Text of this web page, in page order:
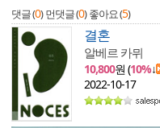
댓글 (0) 먼댓글 (0) 좋아요 (5)
결혼
알베르 카뮈
10,800원 (10%↓
2022-10-17